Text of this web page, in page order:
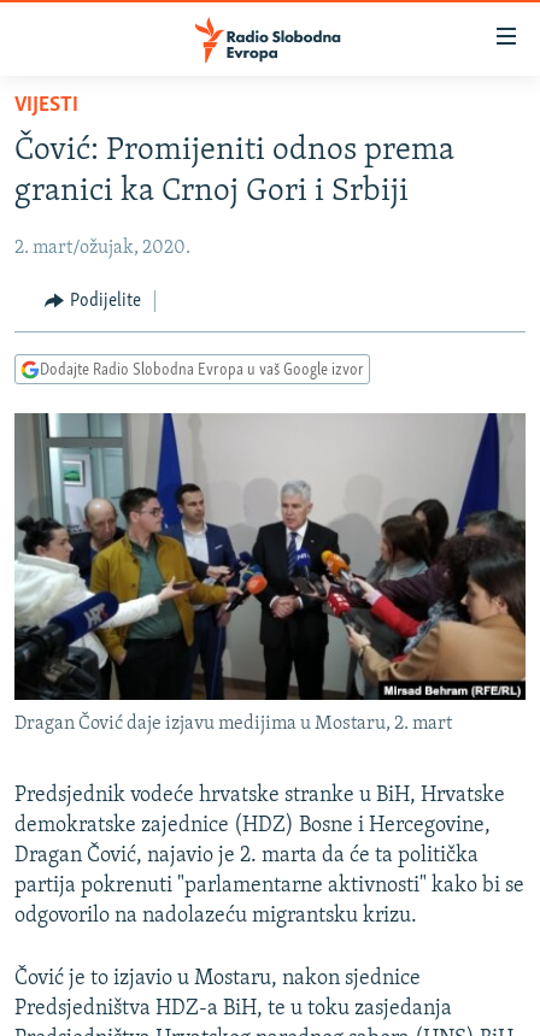
Pređite
na
glavni
sadržaj
Pređite
na
navigaciju
Pređite
na
VIJESTI
BOSNA I HERCEGOVINA
SRBIJA
KOSOVO
CRNA GORA
VIDEO
FOTOGALERIJE
INFOGRAFIKE
PODCASTI
RAT U UKRAJINI
KINA NA BALKANU
RSE PRIČE IZ SVIJETA
ISPRIČAJ MI
DNEVNO@RSE
SPECIJALI RSE
VIŠE OD NASLOVA
GENOCID U SREBRENICI
POPLAVE I KLIZIŠTA U BIH 2024.
TV LIBERTY
POST SCRIPTUM
MOJA EVROPA
SVE KARTE DEJTONA
PRATITE NAS
Sve RFE/RL stranice
VIJESTI
Čović: Promijeniti odnos prema
granici ka Crnoj Gori i Srbiji
2. mart/ožujak, 2020.
Podijelite
Dodajte Radio Slobodna Evropa u vaš Google izvor
Dragan Čović daje izjavu medijima u Mostaru, 2. mart
Predsjednik vodeće hrvatske stranke u BiH, Hrvatske
demokratske zajednice (HDZ) Bosne i Hercegovine,
Dragan Čović, najavio je 2. marta da će ta politička
partija pokrenuti "parlamentarne aktivnosti" kako bi se
odgovorilo na nadolazeću migrantsku krizu.
Čović je to izjavio u Mostaru, nakon sjednice
Predsjedništva HDZ-a BiH, te u toku zasjedanja